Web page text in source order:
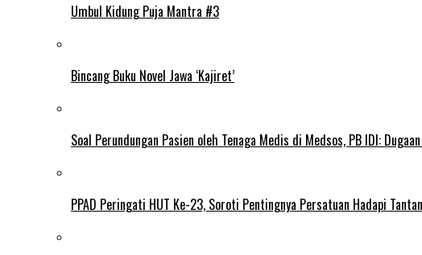
Umbul Kidung Puja Mantra #3
Bincang Buku Novel Jawa ‘Kajiret’
Soal Perundungan Pasien oleh Tenaga Medis di Medsos, PB IDI:
PPAD Peringati HUT Ke-23, Soroti Pentingnya Persatuan Hadapi